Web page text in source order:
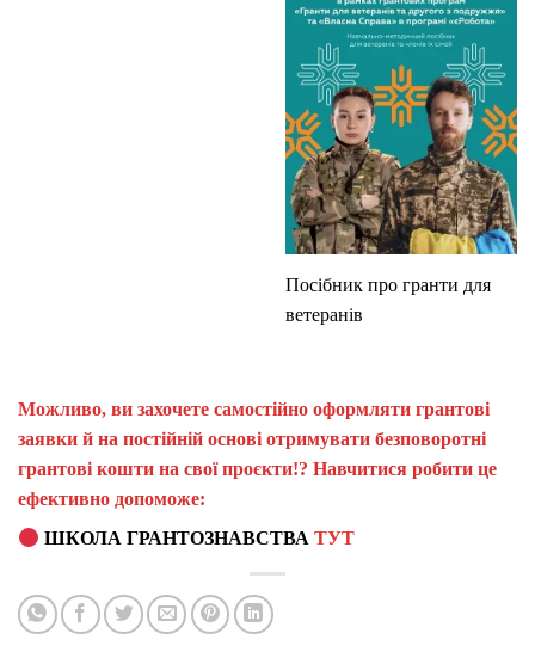
Посібник про гранти для
ветеранів
Можливо, ви захочете самостійно оформляти грантові
заявки й на постійній основі отримувати безповоротні
грантові кошти на свої проєкти!? Навчитися робити це
ефективно допоможе:
ШКОЛА ГРАНТОЗНАВСТВАТУТ